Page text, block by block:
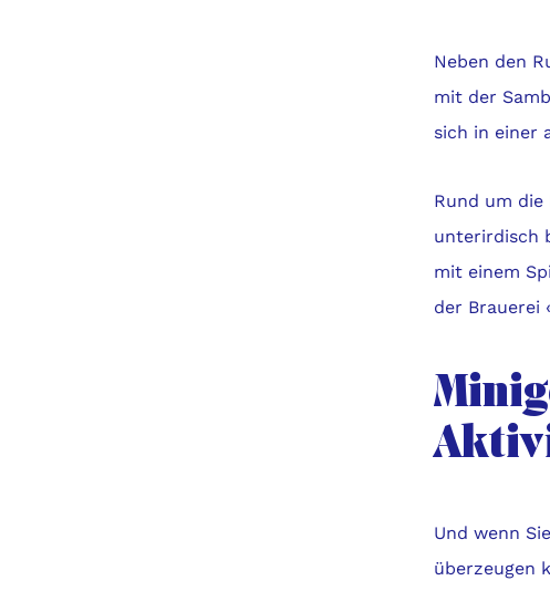
Neben den
mit der
sich in einer
Rund um
unterirdisch
mit einem
der Brauerei
Und wenn
überzeugen